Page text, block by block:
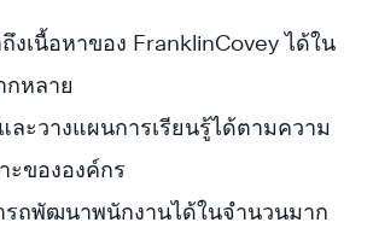
ถึงเนื้อหาของ FranklinCovey ได้ใน
กหลาย
ละวางแผนการเรียนรู้ได้ตามความ
ะขององค์กร
รถพัฒนาพนักงานได้ในจำนวนมาก